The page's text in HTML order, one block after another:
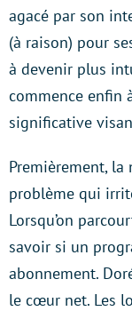
agacé par son
(à raison) pour
à devenir plus
commence enfin
significative
Premièrement,
problème qui
Lorsqu’on
savoir si un
abonnement.
le cœur net. Les